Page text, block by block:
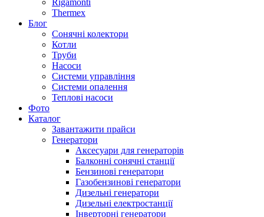
Rigamonti
Thermex
Блог
Сонячні колектори
Котли
Труби
Насоси
Системи управління
Системи опалення
Теплові насоси
Фото
Каталог
Завантажити прайси
Генератори
Аксесуари для генераторів
Балконні сонячні станції
Бензинові генератори
Газобензинові генератори
Дизельні генератори
Дизельні електростанції
Інверторні генератори